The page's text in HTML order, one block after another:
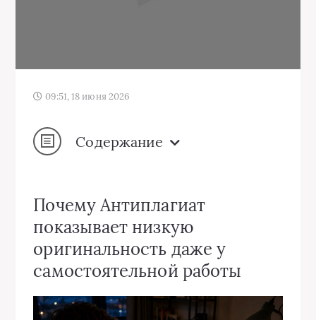
09:51, 18 июня 2026
Содержание
Почему Антиплагиат
показывает низкую
оригинальность даже у
самостоятельной работы